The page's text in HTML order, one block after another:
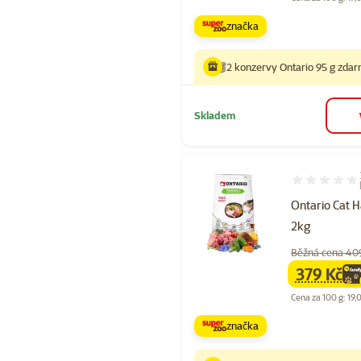
značka
2 konzervy Ontario 95 g
Skladem
Ontario Cat
2kg
Hodnocení
Běžná cena
family
379 Kč
Cena za 100 g:
značka